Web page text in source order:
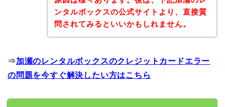
ンタルボックスの公式サイトより、直接質
問されてみるといいかもしれません。
⇒加瀬のレンタルボックスのクレジットカードエラー
の問題を今すぐ解決したい方はこちら